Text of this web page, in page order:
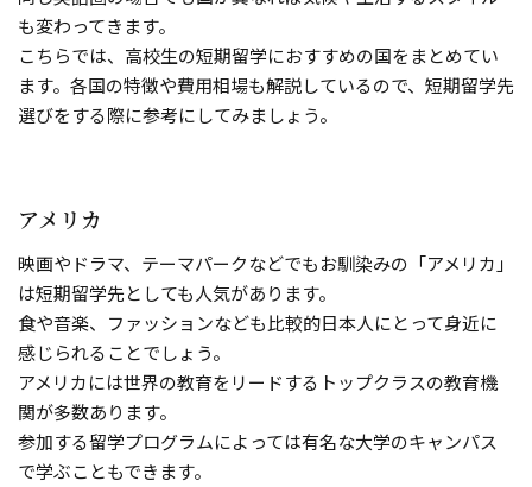
も変わってきます。
こちらでは、高校生の短期留学におすすめの国をまとめてい
ます。各国の特徴や費用相場も解説しているので、短期留学先
選びをする際に参考にしてみましょう。
アメリカ
映画やドラマ、テーマパークなどでもお馴染みの「アメリカ」
は短期留学先としても人気があります。
食や音楽、ファッションなども比較的日本人にとって身近に
感じられることでしょう。
アメリカには世界の教育をリードするトップクラスの教育機
関が多数あります。
参加する留学プログラムによっては有名な大学のキャンパス
で学ぶこともできます。